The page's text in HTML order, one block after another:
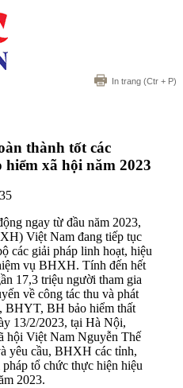
In trang (Ctr + P)
thành tốt các
xã hội năm 2023
ngay từ đầu năm 2023,
Việt Nam đang tiếp tục
các giải pháp linh hoạt, hiệu
vụ BHXH. Tính đến hết
17,3 triệu người tham gia
về công tác thu và phát
BHYT, BH bảo hiểm thất
13/2/2023, tại Hà Nội,
hội Việt Nam Nguyễn Thế
yêu cầu, BHXH các tỉnh,
tổ chức thực hiện hiệu
2023.